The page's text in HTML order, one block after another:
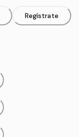
Regístrate